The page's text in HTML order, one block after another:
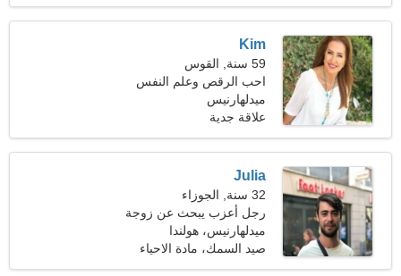
Kim
59 سنة, القوس
احب الرقص وعلم النفس
ميدلهارنيس
علاقة جدية
Julia
32 سنة, الجوزاء
رجل أعزب يبحث عن زوجة
ميدلهارنيس، هولندا
صيد السمك، مادة الاحياء